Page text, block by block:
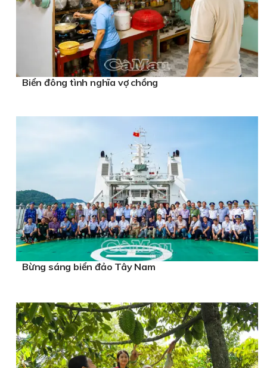
Biển đông tình nghĩa vợ chồng
Bừng sáng biển đảo Tây Nam